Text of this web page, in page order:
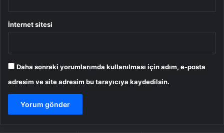
İnternet sitesi
Daha sonraki yorumlarımda kullanılması için adım, e-posta
adresim ve site adresim bu tarayıcıya kaydedilsin.